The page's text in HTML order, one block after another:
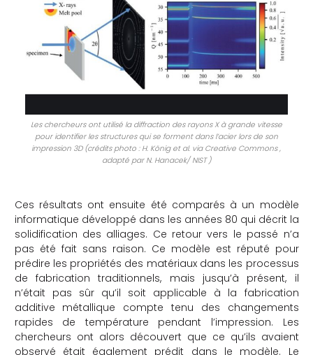
Les chercheurs ont utilisé la diffraction des rayons X à grande vitesse
pour identifier les structures qui se forment dans l’acier lors de son
impression 3D (crédits photo : H. König et al. via Creative Commons ,
adapté par N. Hanacek/ NIST )
Ces résultats ont ensuite été comparés à un modèle
informatique développé dans les années 80 qui décrit la
solidification des alliages. Ce retour vers le passé n’a
pas été fait sans raison. Ce modèle est réputé pour
prédire les propriétés des matériaux dans les processus
de fabrication traditionnels, mais jusqu’à présent, il
n’était pas sûr qu’il soit applicable à la fabrication
additive métallique compte tenu des changements
rapides de température pendant l’impression. Les
chercheurs ont alors découvert que ce qu’ils avaient
observé était également prédit dans le modèle. Le